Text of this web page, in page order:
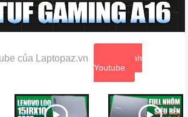
của Laptopaz.vn
Xem kênh
Youtube